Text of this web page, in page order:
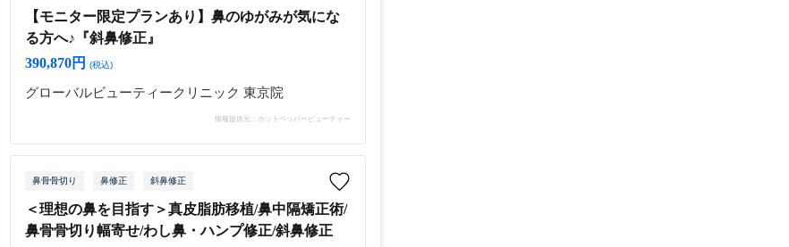
【モニター限定プランあり】鼻のゆがみが気にな
る方へ♪『斜鼻修正』
390,870円
(税込)
グローバルビューティークリニック 東京院
情報提供元：ホットペッパービューティー
鼻骨骨切り 鼻修正 斜鼻修正
＜理想の鼻を目指す＞真皮脂肪移植/鼻中隔矯正術/
鼻骨骨切り幅寄せ/わし鼻・ハンプ修正/斜鼻修正